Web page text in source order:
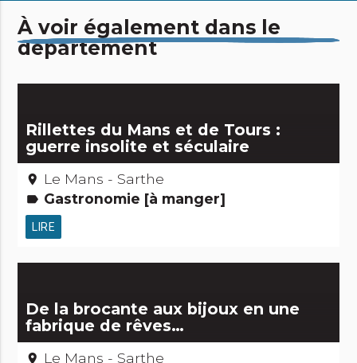
À voir également dans le
département
Rillettes du Mans et de Tours :
guerre insolite et séculaire
place Le Mans - Sarthe
label Gastronomie [à manger]
LIRE
De la brocante aux bijoux en une
fabrique de rêves…
place Le Mans - Sarthe